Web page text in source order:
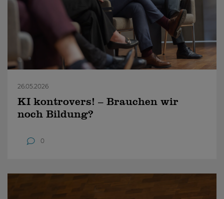
26.05.2026
KI kontrovers! – Brauchen wir
noch Bildung?
0